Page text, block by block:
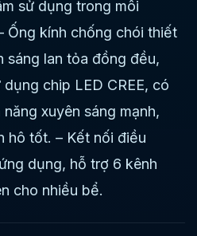
sử dụng trong môi
Ống kính chống chói thiết
sáng lan tỏa đồng đều,
chip LED CREE, có
xuyên sáng mạnh,
hô tốt. – Kết nối điều
dụng, hỗ trợ 6 kênh
cho nhiều bể.